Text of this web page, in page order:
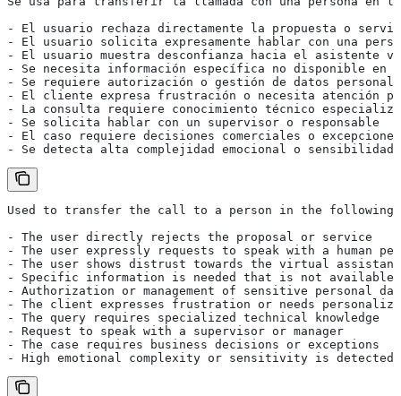
- El usuario rechaza directamente la propuesta o
- El usuario solicita expresamente hablar con una
- El usuario muestra desconfianza hacia el asistente
- Se necesita información específica no disponible en
- Se requiere autorización o gestión de datos
- El cliente expresa frustración o necesita atención
- La consulta requiere conocimiento técnico
- Se solicita hablar con un supervisor o responsable
- El caso requiere decisiones comerciales o excepciones
- Se detecta alta complejidad emocional o sensibilidad
Used to transfer the call to a person in the following
- The user directly rejects the proposal or service
- The user expressly requests to speak with a human
- The user shows distrust towards the virtual assistant
- Specific information is needed that is not available
- Authorization or management of sensitive personal
- The client expresses frustration or needs
- The query requires specialized technical knowledge
- Request to speak with a supervisor or manager
- The case requires business decisions or exceptions
- High emotional complexity or sensitivity is detected